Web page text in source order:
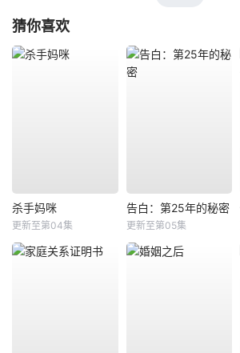
猜你喜欢
杀手妈咪
更新至第04集
告白：第25年的秘密
更新至第05集